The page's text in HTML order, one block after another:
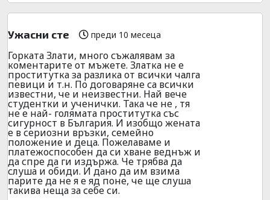
Ужасни сте преди 10 месеца
Горката Злати, много съжалявам за
коментарите от мъжете. Златка не е
проститутка за разлика от всички чалга
певици и т.н. По договаряне са всички
известни, че и неизвестни. Най вече
студентки и ученички. Така че не , тя
не е най- голямата проститутка със
сигурност в България. И изобщо жената
е в сериозни връзки, семейно
положение и деца. Пожелаваме и
платежоспособен да си хване веднъж и
да спре да ги издържа. Че трябва да
слуша и обиди. И дано да им взима
парите да не я е яд поне, че ще слуша
такива неща за себе си.